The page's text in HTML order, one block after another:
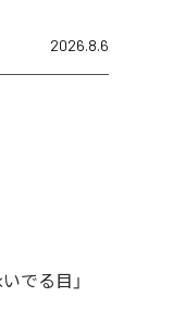
2026.8.6
でる目」